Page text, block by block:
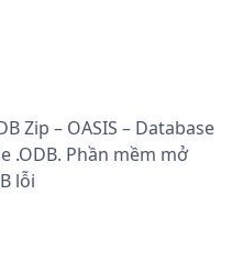
Zip – OASIS – Database
.ODB. Phần mềm mở
lỗi